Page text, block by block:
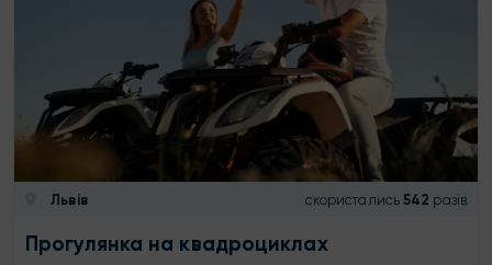
Львів скористались 542 разів
Прогулянка на квадроциклах